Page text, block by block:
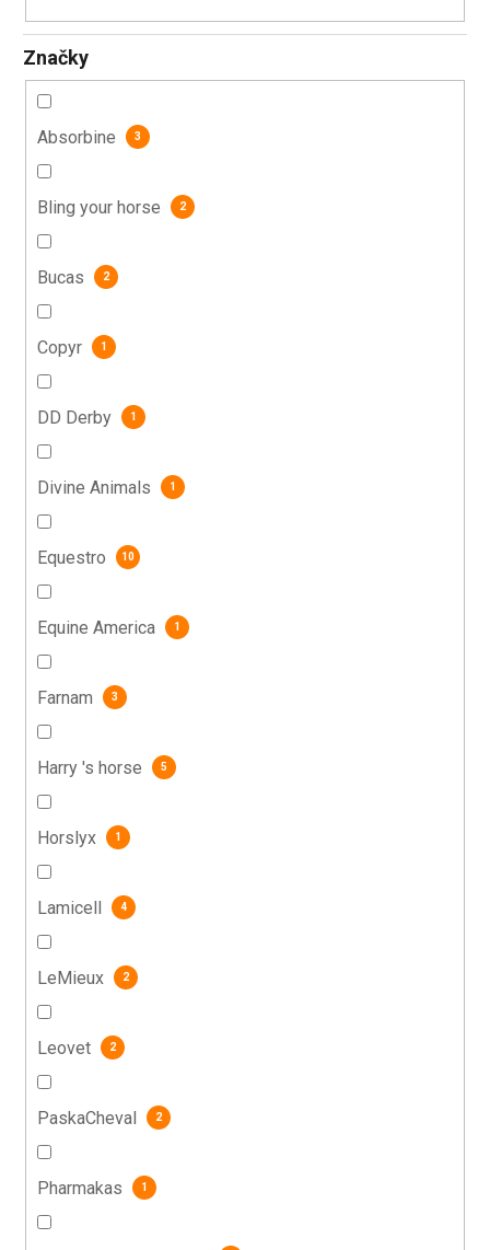
Značky
Absorbine 3
Bling your horse 2
Bucas 2
Copyr 1
DD Derby 1
Divine Animals 1
Equestro 10
Equine America 1
Farnam 3
Harry 's horse 5
Horslyx 1
Lamicell 4
LeMieux 2
Leovet 2
PaskaCheval 2
Pharmakas 1